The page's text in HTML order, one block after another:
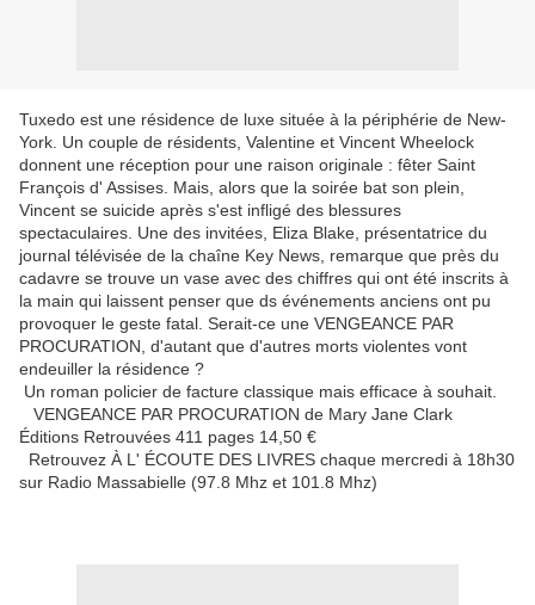
Tuxedo est une résidence de luxe située à la périphérie de New-
York. Un couple de résidents, Valentine et Vincent Wheelock
donnent une réception pour une raison originale : fêter Saint
François d' Assises. Mais, alors que la soirée bat son plein,
Vincent se suicide après s'est infligé des blessures
spectaculaires. Une des invitées, Eliza Blake, présentatrice du
journal télévisée de la chaîne Key News, remarque que près du
cadavre se trouve un vase avec des chiffres qui ont été inscrits à
la main qui laissent penser que ds événements anciens ont pu
provoquer le geste fatal. Serait-ce une VENGEANCE PAR
PROCURATION, d'autant que d'autres morts violentes vont
endeuiller la résidence ?
Un roman policier de facture classique mais efficace à souhait.
VENGEANCE PAR PROCURATION de Mary Jane Clark
Éditions Retrouvées 411 pages 14,50 €
Retrouvez À L' ÉCOUTE DES LIVRES chaque mercredi à 18h30
sur Radio Massabielle (97.8 Mhz et 101.8 Mhz)